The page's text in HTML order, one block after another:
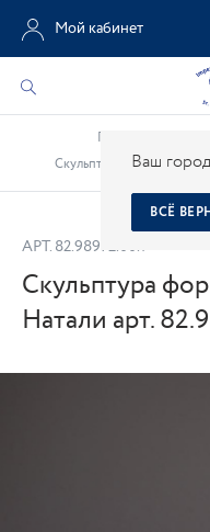
Ваш
ВСЁ
Мой кабинет
Главная
Скульптура форма В
АРТ. 82.98972.00.1
Скульптура
Натали арт.